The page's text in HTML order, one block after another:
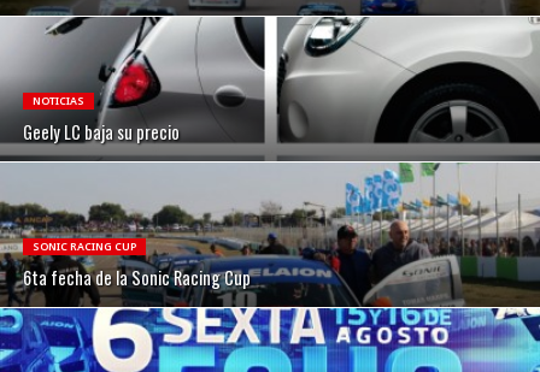
NOTICIAS
Geely LC baja su precio
SONIC RACING CUP
6ta fecha de la Sonic Racing Cup